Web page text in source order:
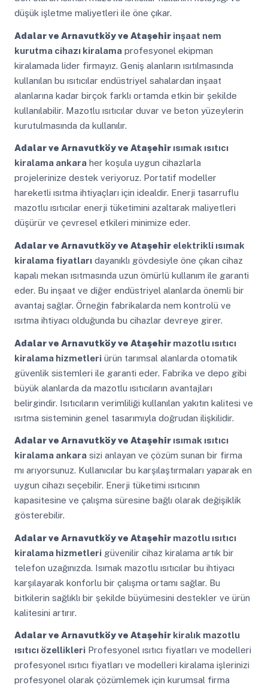
düşük işletme maliyetleri ile öne çıkar.
Adalar ve Arnavutköy ve Ataşehirinşaat nem
kurutma cihazı kiralamaprofesyonel ekipman
kiralamada lider firmayız. Geniş alanların ısıtılmasında
kullanılan bu ısıtıcılar endüstriyel sahalardan inşaat
alanlarına kadar birçok farklı ortamda etkin bir şekilde
kullanılabilir. Mazotlu ısıtıcılar duvar ve beton yüzeylerin
kurutulmasında da kullanılır.
Adalar ve Arnavutköy ve Ataşehirısımak ısıtıcı
kiralama ankaraher koşula uygun cihazlarla
projelerinize destek veriyoruz. Portatif modeller
hareketli ısıtma ihtiyaçları için idealdir. Enerji tasarruflu
mazotlu ısıtıcılar enerji tüketimini azaltarak maliyetleri
düşürür ve çevresel etkileri minimize eder.
Adalar ve Arnavutköy ve Ataşehirelektrikli ısımak
kiralama fiyatlarıdayanıklı gövdesiyle öne çıkan cihaz
kapalı mekan ısıtmasında uzun ömürlü kullanım ile garanti
eder. Bu inşaat ve diğer endüstriyel alanlarda önemli bir
avantaj sağlar. Örneğin fabrikalarda nem kontrolü ve
ısıtma ihtiyacı olduğunda bu cihazlar devreye girer.
Adalar ve Arnavutköy ve Ataşehirmazotlu ısıtıcı
kiralama hizmetleriürün tarımsal alanlarda otomatik
güvenlik sistemleri ile garanti eder. Fabrika ve depo gibi
büyük alanlarda da mazotlu ısıtıcıların avantajları
belirgindir. Isıtıcıların verimliliği kullanılan yakıtın kalitesi ve
ısıtma sisteminin genel tasarımıyla doğrudan ilişkilidir.
Adalar ve Arnavutköy ve Ataşehirısımak ısıtıcı
kiralama ankarasizi anlayan ve çözüm sunan bir firma
mı arıyorsunuz. Kullanıcılar bu karşılaştırmaları yaparak en
uygun cihazı seçebilir. Enerji tüketimi ısıtıcının
kapasitesine ve çalışma süresine bağlı olarak değişiklik
gösterebilir.
Adalar ve Arnavutköy ve Ataşehirmazotlu ısıtıcı
kiralama hizmetlerigüvenilir cihaz kiralama artık bir
telefon uzağınızda. Isımak mazotlu ısıtıcılar bu ihtiyacı
karşılayarak konforlu bir çalışma ortamı sağlar. Bu
bitkilerin sağlıklı bir şekilde büyümesini destekler ve ürün
kalitesini artırır.
Adalar ve Arnavutköy ve Ataşehirkiralık mazotlu
ısıtıcı özellikleriProfesyonel ısıtıcı fiyatları ve modelleri
profesyonel ısıtıcı fiyatları ve modelleri kiralama işlerinizi
profesyonel olarak çözümlemek için kurumsal firma